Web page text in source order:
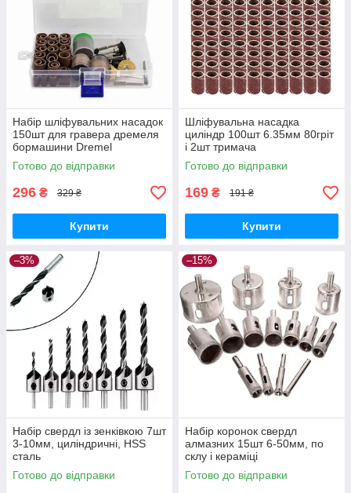
Набір шліфувальних насадок
150шт для гравера дремеля
бормашини Dremel
Готово до відправки
296 ₴ 329 ₴
Купити
Шліфувальна насадка
циліндр 100шт 6.35мм 80гріт
і 2шт тримача
Готово до відправки
169 ₴ 191 ₴
Купити
–3%
Набір свердл із зенківкою 7шт
3-10мм, циліндричні, HSS
сталь
Готово до відправки
–15%
Набір коронок свердл
алмазних 15шт 6-50мм, по
склу і кераміці
Готово до відправки